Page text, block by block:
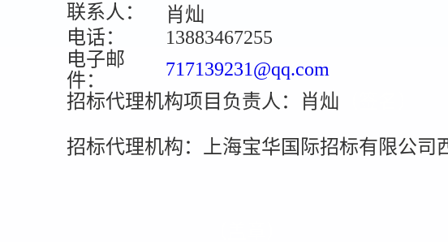
联系人：
肖灿
电话：
13883467255
电子邮
件：
717139231@qq.com
招标代理机构项目负责人：肖灿
招标代理机构：上海宝华国际招标有限公司